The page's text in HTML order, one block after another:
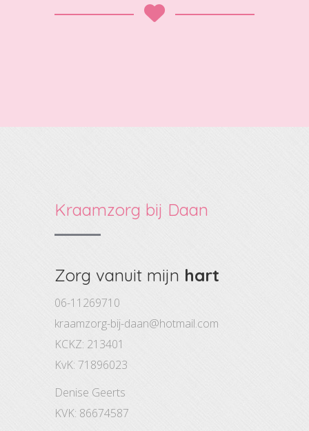
Kraamzorg bij Daan
Zorg vanuit mijn hart
06-11269710
kraamzorg-bij-daan@hotmail.com
KCKZ: 213401
KvK: 71896023
Denise Geerts
KVK: 86674587